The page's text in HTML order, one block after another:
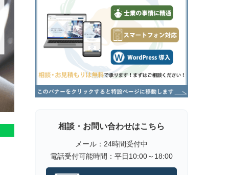
相談・お問い合わせはこちら
メール：24時間受付中
電話受付可能時間：平日10:00～18:00